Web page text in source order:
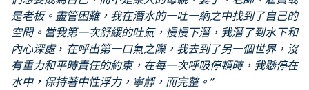
是老板。盡管困難，我在潛水的一吐一納之中找到了自己的
空間。當我第一次舒緩的吐氣，慢慢下潛，我潛了到水下和
內心深處， 在呼出第一口氣之際，我去到了另一個世界，沒
有重力和平時責任的約束，在每一次呼吸停頓時，我懸停在
水中，保持著中性浮力，寧靜，而完整。”